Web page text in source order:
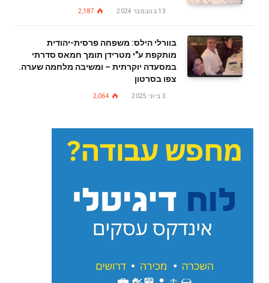
13 בנובמבר 2024 2,187
בוורלי הילס: משפחה פרסית-יהודית
מותקפת ע"י מטרידן תומך חמאס סדרתי
במסעדה יוקרתית – ומשיבה מלחמה שערה.
צפו בסרטון
3 ביוני 2025 2,064